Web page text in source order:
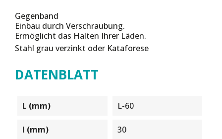
Gegenband
Einbau durch Verschraubung.
Ermöglicht das Halten Ihrer Läden.
Stahl grau verzinkt oder Kataforese
DATENBLATT
L (mm) L-60
l (mm) 30